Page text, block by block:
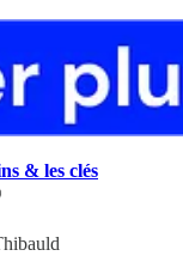
& les clés